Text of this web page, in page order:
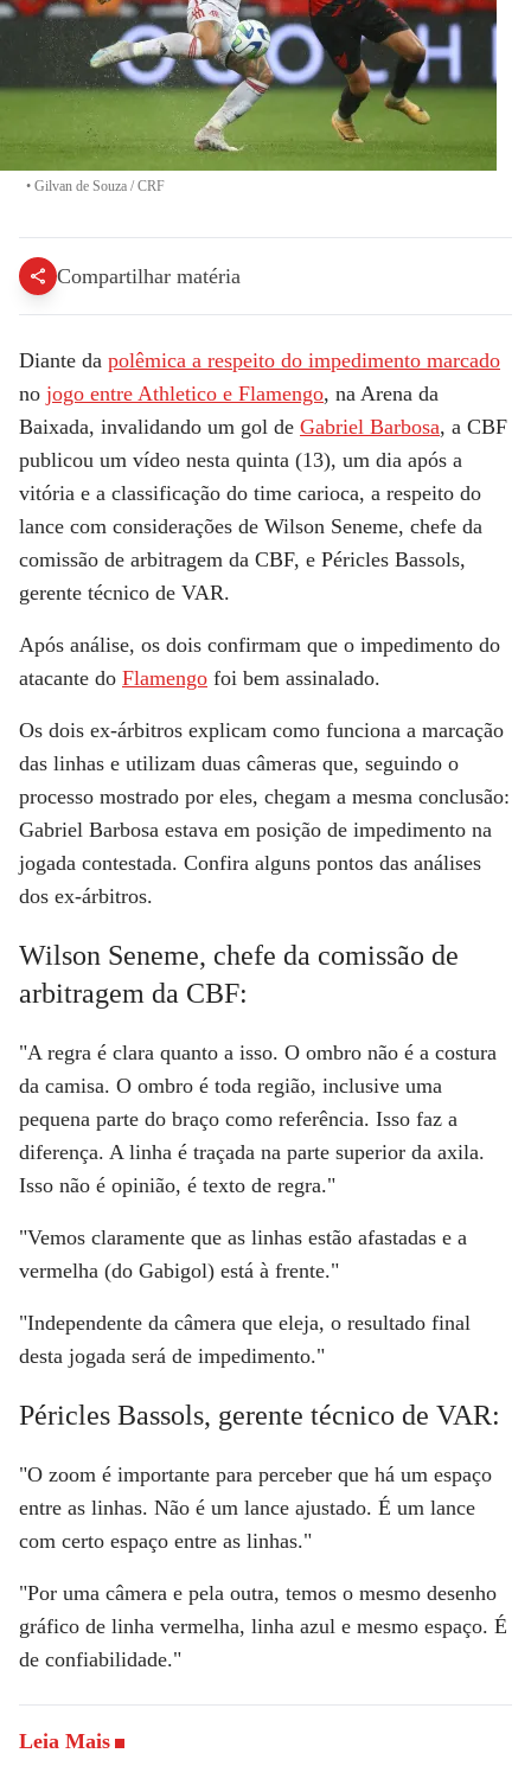
• Gilvan de Souza / CRF
Compartilhar matéria
Diante da polêmica a respeito do impedimento marcado
no jogo entre Athletico e Flamengo, na Arena da
Baixada, invalidando um gol de Gabriel Barbosa, a CBF
publicou um vídeo nesta quinta (13), um dia após a
vitória e a classificação do time carioca, a respeito do
lance com considerações de Wilson Seneme, chefe da
comissão de arbitragem da CBF, e Péricles Bassols,
gerente técnico de VAR.
Após análise, os dois confirmam que o impedimento do
atacante do Flamengo foi bem assinalado.
Os dois ex-árbitros explicam como funciona a marcação
das linhas e utilizam duas câmeras que, seguindo o
processo mostrado por eles, chegam a mesma conclusão:
Gabriel Barbosa estava em posição de impedimento na
jogada contestada. Confira alguns pontos das análises
dos ex-árbitros.
Wilson Seneme, chefe da comissão de
arbitragem da CBF:
"A regra é clara quanto a isso. O ombro não é a costura
da camisa. O ombro é toda região, inclusive uma
pequena parte do braço como referência. Isso faz a
diferença. A linha é traçada na parte superior da axila.
Isso não é opinião, é texto de regra."
"Vemos claramente que as linhas estão afastadas e a
vermelha (do Gabigol) está à frente."
"Independente da câmera que eleja, o resultado final
desta jogada será de impedimento."
Péricles Bassols, gerente técnico de VAR:
"O zoom é importante para perceber que há um espaço
entre as linhas. Não é um lance ajustado. É um lance
com certo espaço entre as linhas."
"Por uma câmera e pela outra, temos o mesmo desenho
gráfico de linha vermelha, linha azul e mesmo espaço. É
de confiabilidade."
Leia Mais